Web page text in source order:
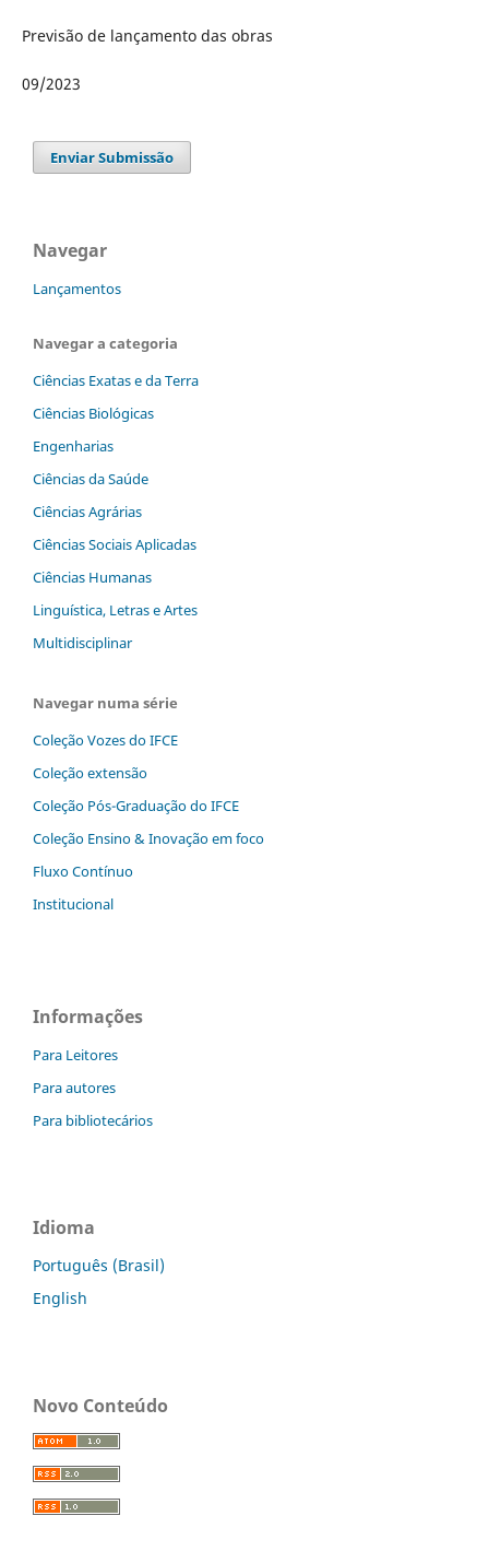
Previsão de lançamento das obras
09/2023
Enviar Submissão
Navegar
Lançamentos
Navegar a categoria
Ciências Exatas e da Terra
Ciências Biológicas
Engenharias
Ciências da Saúde
Ciências Agrárias
Ciências Sociais Aplicadas
Ciências Humanas
Linguística, Letras e Artes
Multidisciplinar
Navegar numa série
Coleção Vozes do IFCE
Coleção extensão
Coleção Pós-Graduação do IFCE
Coleção Ensino & Inovação em foco
Fluxo Contínuo
Institucional
Informações
Para Leitores
Para autores
Para bibliotecários
Idioma
Português (Brasil)
English
Novo Conteúdo